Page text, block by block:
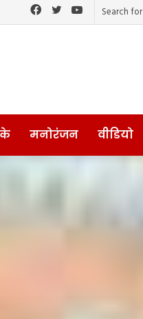
YouTube
Twitter
Facebook
मनोरंजन वीडियो